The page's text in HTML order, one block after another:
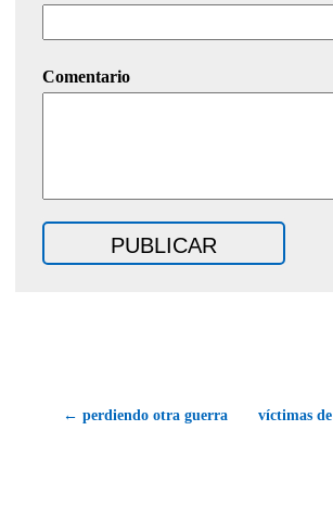
Comentario
← perdiendo otra guerra víctimas